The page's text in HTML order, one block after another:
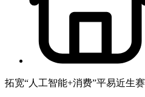
拓宽“人工智能+消费”平易近生赛